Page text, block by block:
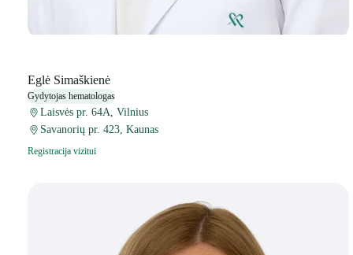
Eglė Simaškienė
Gydytojas hematologas
Laisvės pr. 64A, Vilnius
Savanorių pr. 423, Kaunas
Registracija vizitui